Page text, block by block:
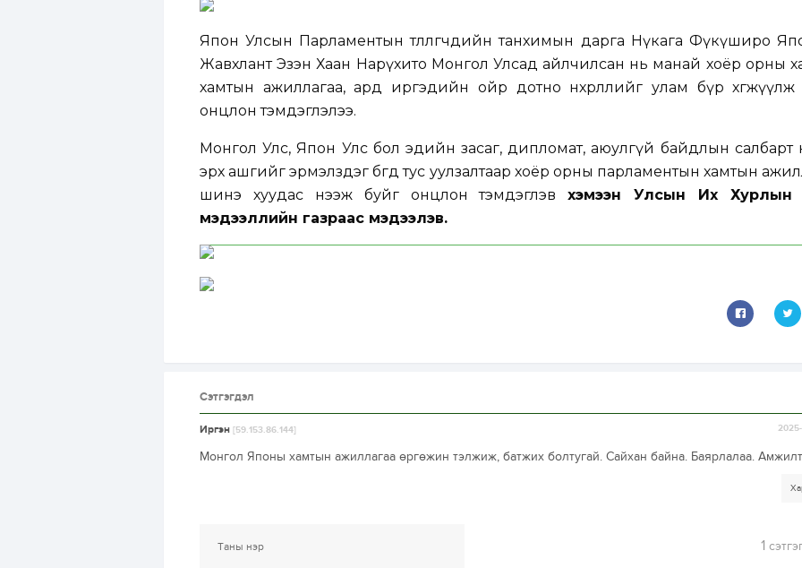
Япон Улсын Парламентын төлөөлөгчдийн танхимын дарга Нүкага Фүкүширо
Жавхлант Эзэн Хаан Нарүхито Монгол Улсад айлчилсан нь манай хоёр орны
хамтын ажиллагаа, ард иргэдийн ойр дотно нөхөрлөлийг улам бүр хөгжүүлж
онцлон тэмдэглэлээ.
Монгол Улс, Япон Улс бол эдийн засаг, дипломат, аюулгүй байдлын салбарт
эрх ашгийг эрмэлздэг бөгөөд тус уулзалтаар хоёр орны парламентын хамтын
шинэ хуудас нээж буйг онцлон тэмдэглэвхэмээн Улсын Их Хурлын
мэдээллийн газраас мэдээлэв.
Сэтгэгдэл
Иргэн [59.153.86.144]
Монгол Японы хамтын ажиллагаа өргөжин тэлжиж, батжих болтугай. Сайхан байна. Баярлалаа.
1